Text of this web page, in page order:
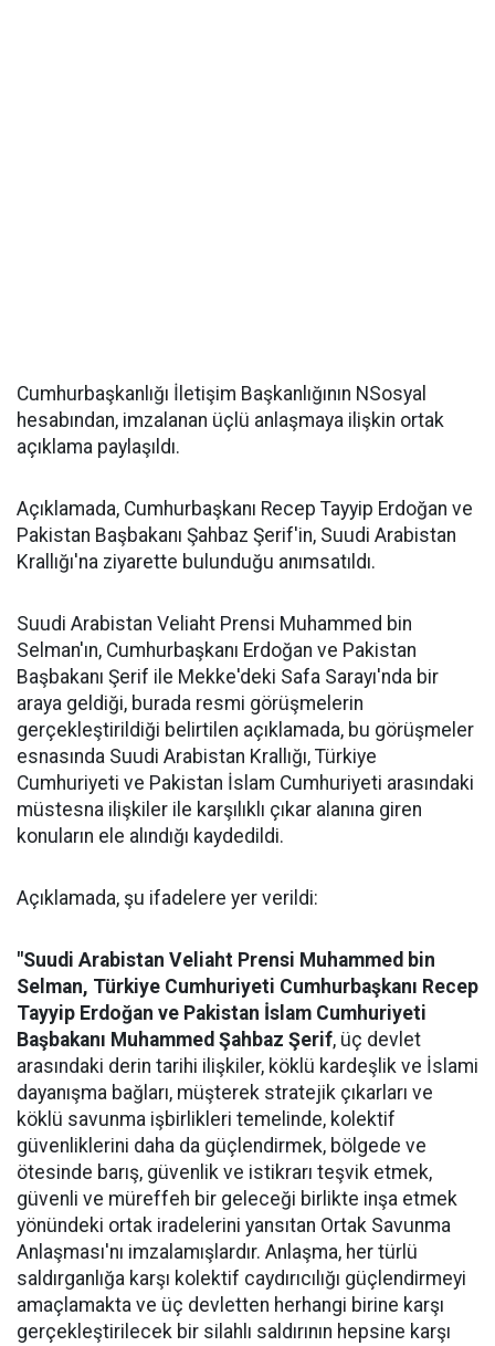
Cumhurbaşkanlığı İletişim Başkanlığının NSosyal
hesabından, imzalanan üçlü anlaşmaya ilişkin ortak
açıklama paylaşıldı.
Açıklamada, Cumhurbaşkanı Recep Tayyip Erdoğan ve
Pakistan Başbakanı Şahbaz Şerif'in, Suudi Arabistan
Krallığı'na ziyarette bulunduğu anımsatıldı.
Suudi Arabistan Veliaht Prensi Muhammed bin
Selman'ın, Cumhurbaşkanı Erdoğan ve Pakistan
Başbakanı Şerif ile Mekke'deki Safa Sarayı'nda bir
araya geldiği, burada resmi görüşmelerin
gerçekleştirildiği belirtilen açıklamada, bu görüşmeler
esnasında Suudi Arabistan Krallığı, Türkiye
Cumhuriyeti ve Pakistan İslam Cumhuriyeti arasındaki
müstesna ilişkiler ile karşılıklı çıkar alanına giren
konuların ele alındığı kaydedildi.
Açıklamada, şu ifadelere yer verildi:
"Suudi Arabistan Veliaht Prensi Muhammed bin
Selman, Türkiye Cumhuriyeti Cumhurbaşkanı Recep
Tayyip Erdoğan ve Pakistan İslam Cumhuriyeti
Başbakanı Muhammed Şahbaz Şerif, üç devlet
arasındaki derin tarihi ilişkiler, köklü kardeşlik ve İslami
dayanışma bağları, müşterek stratejik çıkarları ve
köklü savunma işbirlikleri temelinde, kolektif
güvenliklerini daha da güçlendirmek, bölgede ve
ötesinde barış, güvenlik ve istikrarı teşvik etmek,
güvenli ve müreffeh bir geleceği birlikte inşa etmek
yönündeki ortak iradelerini yansıtan Ortak Savunma
Anlaşması'nı imzalamışlardır. Anlaşma, her türlü
saldırganlığa karşı kolektif caydırıcılığı güçlendirmeyi
amaçlamakta ve üç devletten herhangi birine karşı
gerçekleştirilecek bir silahlı saldırının hepsine karşı